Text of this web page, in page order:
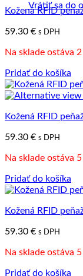
Vrátiť sa do
Kožená RFID
59.30 € s DPH
Na sklade ostáva
Pridať do košíka
Kožená RFID
59.30 € s DPH
Na sklade ostáva
Pridať do košíka
Kožená RFID
59.30 € s DPH
Na sklade ostáva
Pridať do košíka